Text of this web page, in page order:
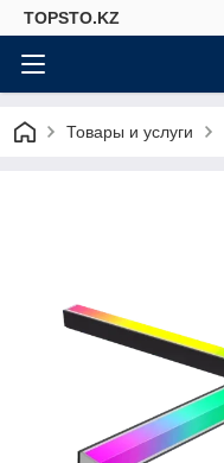
TOPSTO.KZ
Товары и услуги